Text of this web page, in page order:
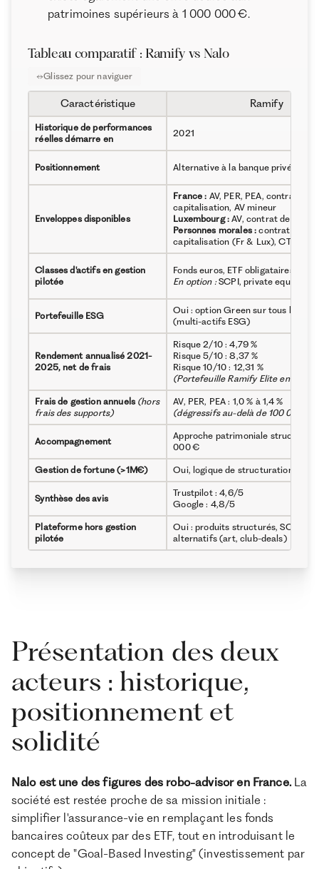
patrimoines supérieurs à 1 000 000 €.
Tableau comparatif : Ramify vs Nalo
Caractéristique Ramify
Historique de performances
réelles démarre en
2021
Positionnement Alternative à la banque privée
Enveloppes disponibles
France : AV, PER, PEA, contrat de
capitalisation, AV mineur
Luxembourg : AV, contrat de
Personnes morales : contrat de
capitalisation (Fr & Lux), CTO
Classes d'actifs en gestion
pilotée
Fonds euros, ETF obligataires, ETF
En option :SCPI, private equity,
Portefeuille ESG
Oui : option Green sur tous les
(multi-actifs ESG)
Rendement annualisé 2021-
2025, net de frais
Risque 2/10 : 4,79 %
Risque 5/10 : 8,37 %
Risque 10/10 : 12,31 %
(Portefeuille Ramify Elite en
Frais de gestion annuels (hors
frais des supports)
AV, PER, PEA : 1,0 % à 1,4 %
(dégressifs au-delà de 100 000 €)
Accompagnement
Approche patrimoniale structurée
000 €
Gestion de fortune (>1M€) Oui, logique de structuration
Synthèse des avis
Trustpilot : 4,6/5
Google : 4,8/5
Plateforme hors gestion
pilotée
Oui : produits structurés, SCPI,
alternatifs (art, club-deals)
Présentation des deux
acteurs : historique,
positionnement et
solidité
Nalo est une des figures des robo-advisor en France. La
société est restée proche de sa mission initiale :
simplifier l'assurance-vie en remplaçant les fonds
bancaires coûteux par des ETF, tout en introduisant le
concept de "Goal-Based Investing" (investissement par